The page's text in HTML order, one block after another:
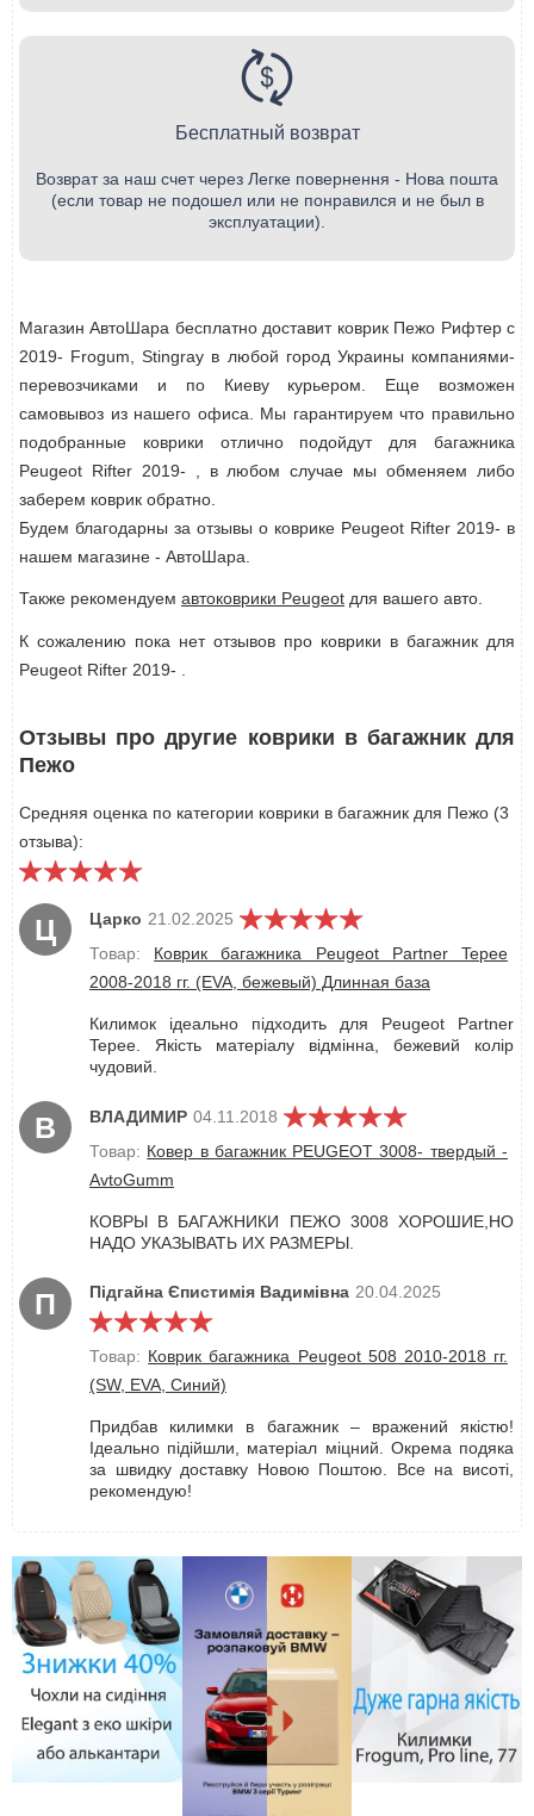
Бесплатный возврат
Возврат за наш счет через Легке повернення - Нова пошта
(если товар не подошел или не понравился и не был в
эксплуатации).
Магазин АвтоШара бесплатно доставит коврик Пежо Рифтер с
2019- Frogum, Stingray в любой город Украины компаниями-
перевозчиками и по Киеву курьером. Еще возможен
самовывоз из нашего офиса. Мы гарантируем что правильно
подобранные коврики отлично подойдут для багажника
Peugeot Rifter 2019- , в любом случае мы обменяем либо
заберем коврик обратно.
Будем благодарны за отзывы о коврике Peugeot Rifter 2019- в
нашем магазине - АвтоШара.
Также рекомендуем автоковрики Peugeot для вашего авто.
К сожалению пока нет отзывов про коврики в багажник для
Peugeot Rifter 2019- .
Отзывы про другие коврики в багажник для
Пежо
Средняя оценка по категории коврики в багажник для Пежо (3
отзыва):
Ц Царко 21.02.2025
Товар: Коврик багажника Peugeot Partner Tepee
2008-2018 гг. (EVA, бежевый) Длинная база
Килимок ідеально підходить для Peugeot Partner
Tepee. Якість матеріалу відмінна, бежевий колір
чудовий.
В ВЛАДИМИР 04.11.2018
Товар: Ковер в багажник PEUGEOT 3008- твердый -
AvtoGumm
КОВРЫ В БАГАЖНИКИ ПЕЖО 3008 ХОРОШИЕ,НО
НАДО УКАЗЫВАТЬ ИХ РАЗМЕРЫ.
П Підгайна Єпистимія Вадимівна 20.04.2025
Товар: Коврик багажника Peugeot 508 2010-2018 гг.
(SW, EVA, Синий)
Придбав килимки в багажник – вражений якістю!
Ідеально підійшли, матеріал міцний. Окрема подяка
за швидку доставку Новою Поштою. Все на висоті,
рекомендую!